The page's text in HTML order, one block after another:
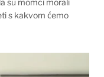
s kakvom ćemo